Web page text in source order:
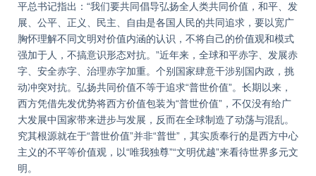
平总书记指出：“我们要共同倡导弘扬全人类共同价值，和平、发
展、公平、正义、民主、自由是各国人民的共同追求，要以宽广
胸怀理解不同文明对价值内涵的认识，不将自己的价值观和模式
强加于人，不搞意识形态对抗。”近年来，全球和平赤字、发展赤
字、安全赤字、治理赤字加重。个别国家肆意干涉别国内政，挑
动冲突对抗。弘扬共同价值不等于追求“普世价值”。长期以来，
西方凭借先发优势将西方价值包装为“普世价值”，不仅没有给广
大发展中国家带来进步与发展，反而在全球制造了动荡与混乱。
究其根源就在于“普世价值”并非“普世”，其实质奉行的是西方中心
主义的不平等价值观，以“唯我独尊”“文明优越”来看待世界多元文
明。